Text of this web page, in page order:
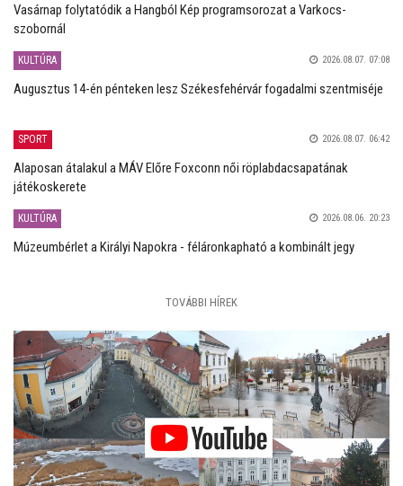
Vasárnap folytatódik a Hangból Kép programsorozat a Varkocs-
szobornál
KULTÚRA 2026.08.07. 07:08
Augusztus 14-én pénteken lesz Székesfehérvár fogadalmi szentmiséje
SPORT 2026.08.07. 06:42
Alaposan átalakul a MÁV Előre Foxconn női röplabdacsapatának
játékoskerete
KULTÚRA 2026.08.06. 20:23
Múzeumbérlet a Királyi Napokra - féláronkapható a kombinált jegy
TOVÁBBI HÍREK